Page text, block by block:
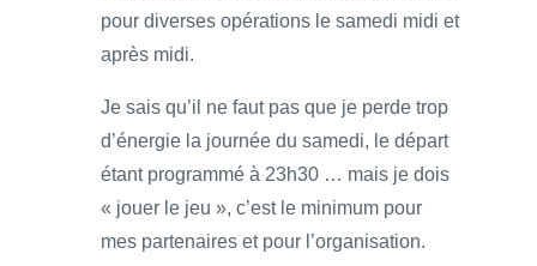
pour diverses opérations le samedi midi et
après midi.
Je sais qu’il ne faut pas que je perde trop
d’énergie la journée du samedi, le départ
étant programmé à 23h30 … mais je dois
« jouer le jeu », c’est le minimum pour
mes partenaires et pour l’organisation.